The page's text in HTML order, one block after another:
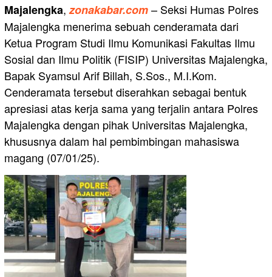
Majalengka, zonakabar.com– Seksi Humas Polres
Majalengka menerima sebuah cenderamata dari
Ketua Program Studi Ilmu Komunikasi Fakultas Ilmu
Sosial dan Ilmu Politik (FISIP) Universitas Majalengka,
Bapak Syamsul Arif Billah, S.Sos., M.I.Kom.
Cenderamata tersebut diserahkan sebagai bentuk
apresiasi atas kerja sama yang terjalin antara Polres
Majalengka dengan pihak Universitas Majalengka,
khususnya dalam hal pembimbingan mahasiswa
magang (07/01/25).